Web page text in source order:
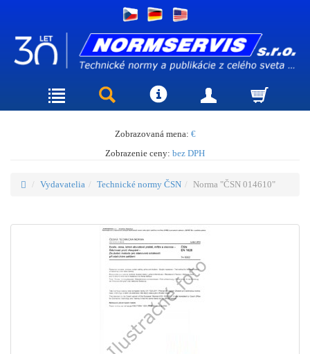
Zobrazovaná mena: €
Zobrazenie ceny: bez DPH
Vydavatelia Technické normy ČSN Norma "ČSN 014610"